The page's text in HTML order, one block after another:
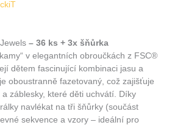
– 36 ks + 3x šňůrka
v elegantních obroučkách z FSC®
dětem fascinující kombinaci jasu a
oboustranně fazetovaný, což zajišťuje
záblesky, které děti uchvátí. Díky
navlékat na tři šňůrky (součást
sekvence a vzory – ideální pro